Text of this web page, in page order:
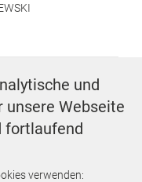
und
unsere Webseite
fortlaufend
verwenden: